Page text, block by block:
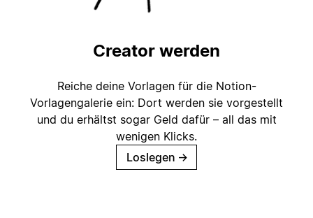
Creator werden
Reiche deine Vorlagen für die Notion-
Vorlagengalerie ein: Dort werden sie vorgestellt
und du erhältst sogar Geld dafür – all das mit
wenigen Klicks.
Loslegen →